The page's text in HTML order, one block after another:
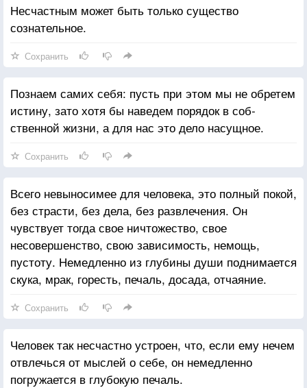
Несчастным может быть только существо
сознательное.
Сохранить
Познаем самих себя: пусть при этом мы не обретем
истину, зато хотя бы наведем порядок в соб­
ственной жизни, а для нас это дело насущное.
Сохранить
Всего невыносимее для человека, это полный покой,
без страсти, без дела, без развлечения. Он
чувствует тогда свое ничтожество, свое
несовершенство, свою зависимость, немощь,
пустоту. Немедленно из глубины души поднимается
скука, мрак, горесть, печаль, досада, отчаяние.
Сохранить
Человек так несчастно устроен, что, если ему нечем
отвлечься от мыслей о себе, он немедленно
погружается в глубокую печаль.